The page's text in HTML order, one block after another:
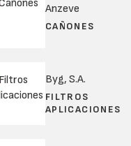
Anzeve
CAÑONES
Byg, S.A.
FILTROS
APLICACIONES